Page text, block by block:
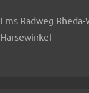
Ems Radweg
Harsewinkel